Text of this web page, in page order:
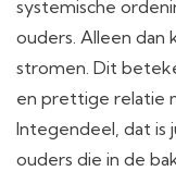
systemische
ouders. Alleen dan
stromen. Dit
en prettige relatie
Integendeel, dat is
ouders die in de